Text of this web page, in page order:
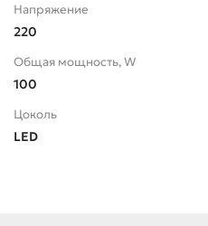
Напряжение
220
Общая мощность, W
100
Цоколь
LED